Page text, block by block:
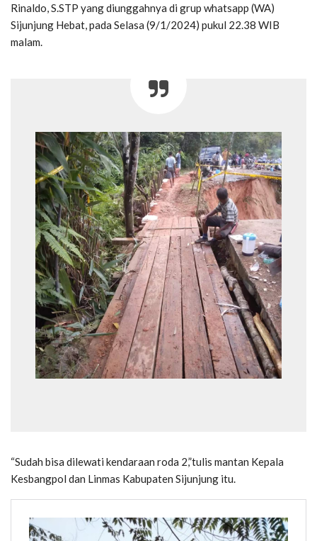
Rinaldo, S.STP yang diunggahnya di grup whatsapp (WA)
Sijunjung Hebat, pada Selasa (9/1/2024) pukul 22.38 WIB
malam.
“Sudah bisa dilewati kendaraan roda 2,”tulis mantan Kepala
Kesbangpol dan Linmas Kabupaten Sijunjung itu.